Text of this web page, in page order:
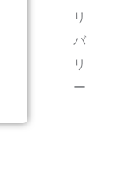
リ
バ
リ
ー